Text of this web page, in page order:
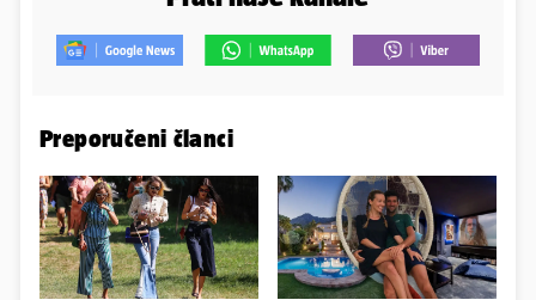
Preporučeni članci